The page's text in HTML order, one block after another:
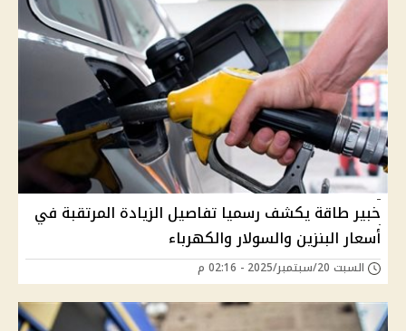
خبير طاقة يكشف رسميا تفاصيل الزيادة المرتقبة في
أسعار البنزين والسولار والكهرباء
السبت 20/سبتمبر/2025 - 02:16 م